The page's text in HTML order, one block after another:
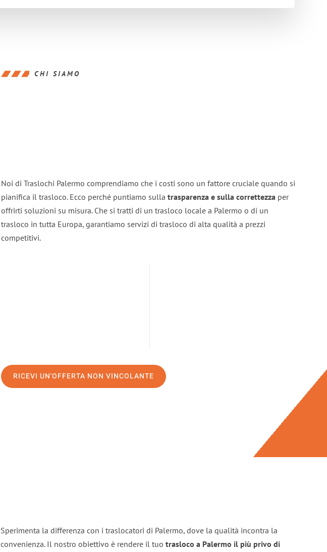
CHI SIAMO
Noi di Traslochi Palermo comprendiamo che i costi sono un fattore cruciale quando si
pianifica il trasloco. Ecco perché puntiamo sulla trasparenza e sulla correttezza per
offrirti soluzioni su misura. Che si tratti di un trasloco locale a Palermo o di un
trasloco in tutta Europa, garantiamo servizi di trasloco di alta qualità a prezzi
competitivi.
RICEVI UN'OFFERTA NON VINCOLANTE
Sperimenta la differenza con i traslocatori di Palermo, dove la qualità incontra la
convenienza. Il nostro obiettivo è rendere il tuo trasloco a Palermo il più privo di